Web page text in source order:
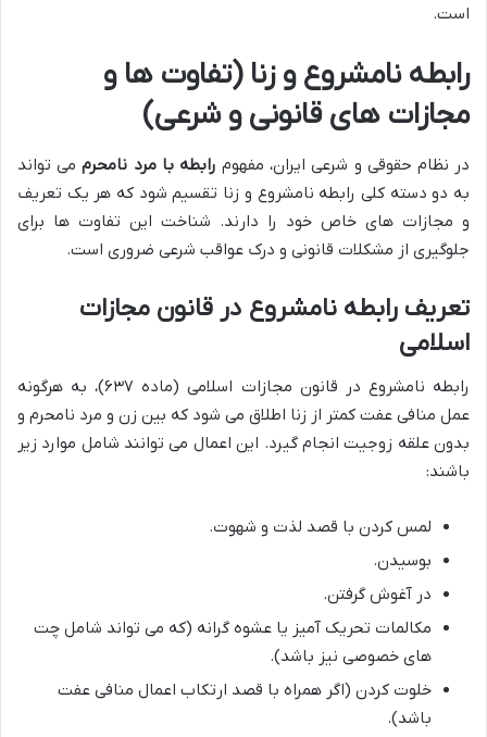
است.
رابطه نامشروع و زنا (تفاوت ها و
مجازات های قانونی و شرعی)
در نظام حقوقی و شرعی ایران، مفهوم رابطه با مرد نامحرممی تواند
به دو دسته کلی رابطه نامشروع و زنا تقسیم شود که هر یک تعریف
و مجازات های خاص خود را دارند. شناخت این تفاوت ها برای
جلوگیری از مشکلات قانونی و درک عواقب شرعی ضروری است.
تعریف رابطه نامشروع در قانون مجازات
اسلامی
رابطه نامشروع در قانون مجازات اسلامی (ماده ۶۳۷)، به هرگونه
عمل منافی عفت کمتر از زنا اطلاق می شود که بین زن و مرد نامحرم و
بدون علقه زوجیت انجام گیرد. این اعمال می توانند شامل موارد زیر
باشند:
لمس کردن با قصد لذت و شهوت.
بوسیدن.
در آغوش گرفتن.
مکالمات تحریک آمیز یا عشوه گرانه (که می تواند شامل چت
های خصوصی نیز باشد).
خلوت کردن (اگر همراه با قصد ارتکاب اعمال منافی عفت
باشد).